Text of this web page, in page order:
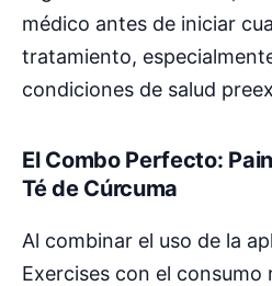
médico antes de iniciar
tratamiento,
condiciones de salud
El Combo Perfecto:
Té de Cúrcuma
Al combinar el uso de la
Exercises con el consumo